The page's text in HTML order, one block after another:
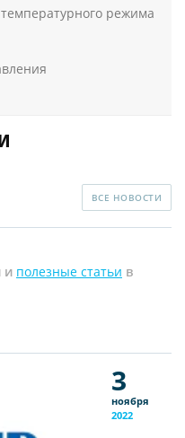
режима
ВСЕ НОВОСТИ
и полезные статьи в
3
ноября
2022